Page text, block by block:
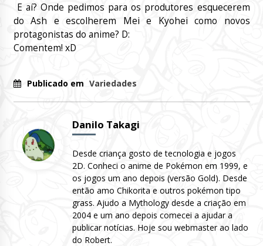
E aí? Onde pedimos para os produtores esquecerem
do Ash e escolherem Mei e Kyohei como novos
protagonistas do anime? D:
Comentem! xD
Publicado em Variedades
Danilo Takagi
Desde criança gosto de tecnologia e jogos
2D. Conheci o anime de Pokémon em 1999, e
os jogos um ano depois (versão Gold). Desde
então amo Chikorita e outros pokémon tipo
grass. Ajudo a Mythology desde a criação em
2004 e um ano depois comecei a ajudar a
publicar notícias. Hoje sou webmaster ao lado
do Robert.